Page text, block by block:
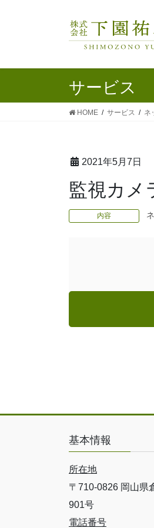
サービス
HOME サービス ネ
2021年5月7日
監視カ
内容
基本情報
所在地
〒710-0826 岡山県
901号
電話番号